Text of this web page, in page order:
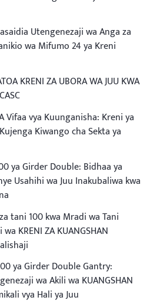
Utengenezaji wa Anga za
wa Mifumo 24 ya Kreni
KRENI ZA UBORA WA JUU KWA
Vifaa vya Kuunganisha: Kreni ya
Kiwango cha Sekta ya
ya Girder Double: Bidhaa ya
Usahihi wa Juu Inakubaliwa kwa
tani 100 kwa Mradi wa Tani
KRENI ZA KUANGSHAN
ya Girder Double Gantry:
wa Akili wa KUANGSHAN
vya Hali ya Juu